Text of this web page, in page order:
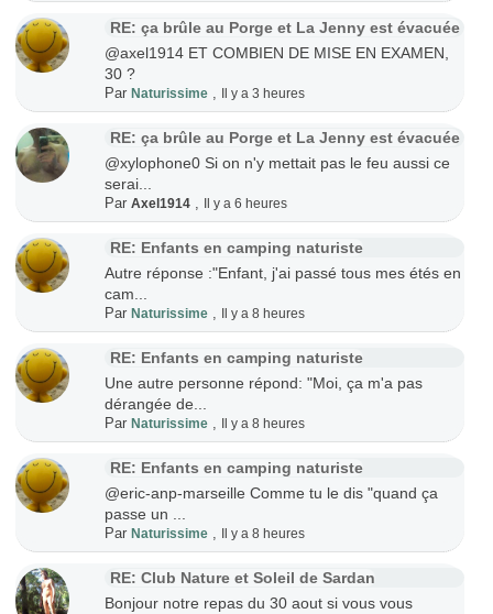
RE: ça brûle au Porge et La Jenny est évacuée
@axel1914 ET COMBIEN DE MISE EN EXAMEN,
30 ?
ParNaturissime , Il y a 3 heures
RE: ça brûle au Porge et La Jenny est évacuée
@xylophone0 Si on n'y mettait pas le feu aussi ce
serai...
ParAxel1914 , Il y a 6 heures
RE: Enfants en camping naturiste
Autre réponse :"Enfant, j'ai passé tous mes étés en
cam...
ParNaturissime , Il y a 8 heures
RE: Enfants en camping naturiste
Une autre personne répond: "Moi, ça m'a pas
dérangée de...
ParNaturissime , Il y a 8 heures
RE: Enfants en camping naturiste
@eric-anp-marseille Comme tu le dis "quand ça
passe un ...
ParNaturissime , Il y a 8 heures
RE: Club Nature et Soleil de Sardan
Bonjour notre repas du 30 aout si vous vous